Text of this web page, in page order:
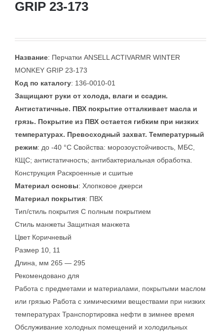
GRIP 23-173
Название: Перчатки ANSELL ACTIVARMR WINTER
MONKEY GRIP 23-173
Код по каталогу: 136-0010-01
Защищают руки от холода, влаги и ссадин.
Антистатичные. ПВХ покрытие отталкивает масла и
грязь. Покрытие из ПВХ остается гибким при низких
температурах. Превосходный захват. Температурный
режим: до -40 °C Свойства: морозоустойчивость, МБС,
КЩС; антистатичность; антибактериальная обработка.
Конструкция Раскроенные и сшитые
Материал основы: Хлопковое джерси
Материал покрытия: ПВХ
Тип/стиль покрытия С полным покрытием
Стиль манжеты Защитная манжета
Цвет Коричневый
Размер 10, 11
Длина, мм 265 — 295
Рекомендовано для
Работа с предметами и материалами, покрытыми маслом
или грязью Работа с химическими веществами при низких
температурах Транспортировка нефти в зимнее время
Обслуживание холодных помещений и холодильных